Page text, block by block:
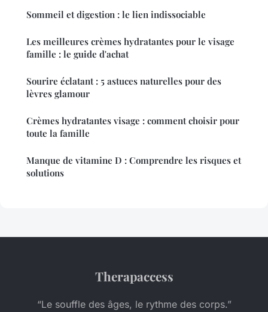
Sommeil et digestion : le lien indissociable
Les meilleures crèmes hydratantes pour le visage
famille : le guide d'achat
Sourire éclatant : 5 astuces naturelles pour des
lèvres glamour
Crèmes hydratantes visage : comment choisir pour
toute la famille
Manque de vitamine D : Comprendre les risques et
solutions
Therapaccess
“Le souffle des âges, le rythme des corps.”